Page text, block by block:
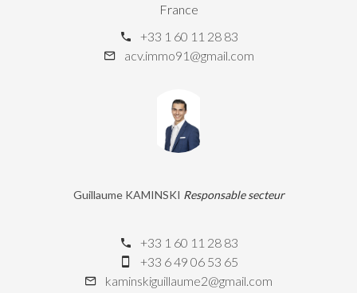
France
+33 1 60 11 28 83
acv.immo91@gmail.com
Guillaume KAMINSKI Responsable secteur
+33 1 60 11 28 83
+33 6 49 06 53 65
kaminskiguillaume2@gmail.com